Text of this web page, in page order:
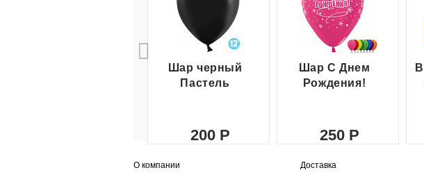
Шар черный
Пастель
200
Шар С Днем
Рождения!
250
О компании Доставка